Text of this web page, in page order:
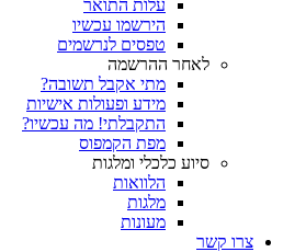
עלות התואר
הירשמו עכשיו
טפסים לנרשמים
לאחר ההרשמה
מתי אקבל תשובה?
מידע ופעולות אישיות
התקבלתי! מה עכשיו?
מפת הקמפוס
סיוע כלכלי ומלגות
הלוואות
מלגות
מעונות
צרו קשר